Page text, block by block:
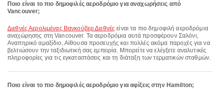
Ποιο είναι το πιο δημοφιλές αεροδρόμιο για αναχωρήσεις από
Vancouver;
Διεθνές Αερολιμένας Βανκούβερ Διεθνές είναι τα πιο δημοφιλή αεροδρόμια
αναχώρησης στη Vancouver. Τα αεροδρόμια αυτά προσφέρουν Σαλόνι,
Αναπηρικό αμαξίδιο, Αίθουσα προσευχής και πολλές ακόμα παροχές για να
βελτιώσουν την ταξιδιωτική σας εμπειρία. Μπορείτε να ελέγξετε αναλυτικές
πληροφορίες για τις εγκαταστάσεις και τη διάταξη των τερματικών σταθμών.
Ποιο είναι το πιο δημοφιλές αεροδρόμιο για αφίξεις στην Hamilton;